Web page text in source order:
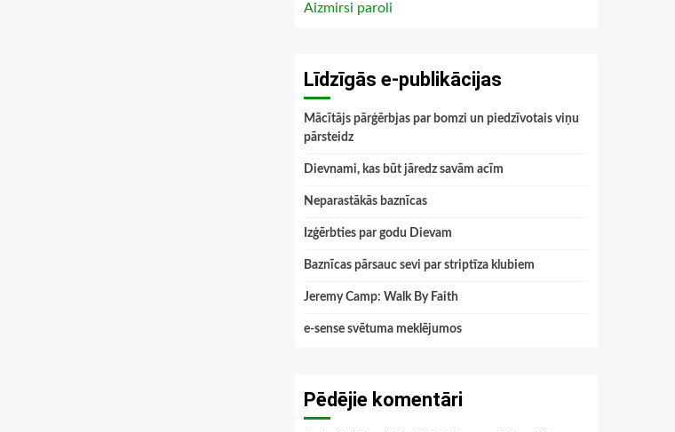
Aizmirsi paroli
Līdzīgās e-publikācijas
Mācītājs pārģērbjas par bomzi un piedzīvotais viņu
pārsteidz
Dievnami, kas būt jāredz savām acīm
Neparastākās baznīcas
Izģērbties par godu Dievam
Baznīcas pārsauc sevi par striptīza klubiem
Jeremy Camp: Walk By Faith
e-sense svētuma meklējumos
Pēdējie komentāri